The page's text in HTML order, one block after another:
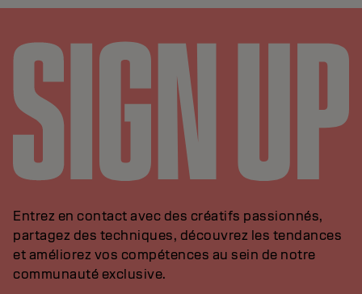
Entrez en contact avec des créatifs passionnés,
partagez des techniques, découvrez les tendances
et améliorez vos compétences au sein de notre
communauté exclusive.